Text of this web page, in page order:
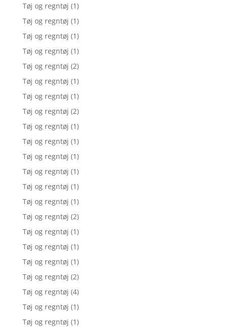
Tøj og regntøj (1)
Tøj og regntøj (1)
Tøj og regntøj (1)
Tøj og regntøj (1)
Tøj og regntøj (2)
Tøj og regntøj (1)
Tøj og regntøj (1)
Tøj og regntøj (2)
Tøj og regntøj (1)
Tøj og regntøj (1)
Tøj og regntøj (1)
Tøj og regntøj (1)
Tøj og regntøj (1)
Tøj og regntøj (1)
Tøj og regntøj (2)
Tøj og regntøj (1)
Tøj og regntøj (1)
Tøj og regntøj (1)
Tøj og regntøj (2)
Tøj og regntøj (4)
Tøj og regntøj (1)
Tøj og regntøj (1)